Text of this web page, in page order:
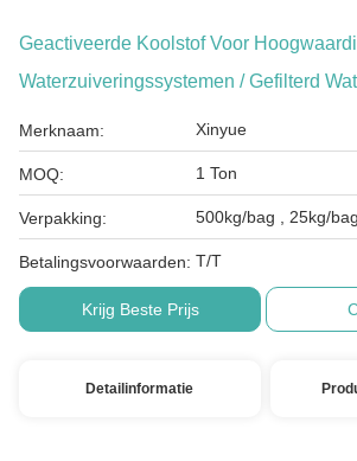
Geactiveerde Koolstof Voor
Waterzuiveringssystemen / Gefilterd
Merknaam: Xinyue
MOQ: 1 Ton
Verpakking: 500kg/bag , 25kg/bag
Betalingsvoorwaarden: T/T
Krijg Beste Prijs
Detailinformatie